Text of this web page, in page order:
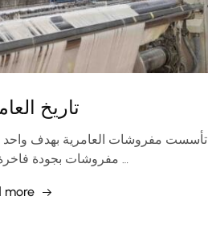
تاريخ
منذ أكثر من أربعين عامًا وفي عام 1983 تأسست مفروشات العامرية بهدف
مفروشات بجودة فاخرة تليق …
more